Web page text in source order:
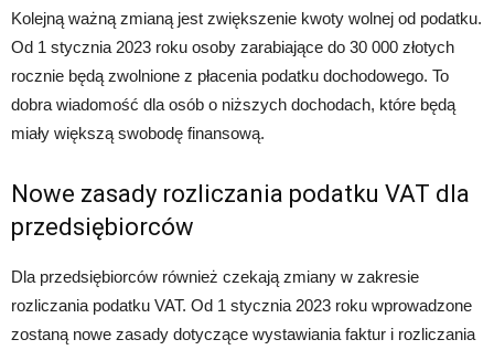
Kolejną ważną zmianą jest zwiększenie kwoty wolnej od podatku.
Od 1 stycznia 2023 roku osoby zarabiające do 30 000 złotych
rocznie będą zwolnione z płacenia podatku dochodowego. To
dobra wiadomość dla osób o niższych dochodach, które będą
miały większą swobodę finansową.
Nowe zasady rozliczania podatku VAT dla
przedsiębiorców
Dla przedsiębiorców również czekają zmiany w zakresie
rozliczania podatku VAT. Od 1 stycznia 2023 roku wprowadzone
zostaną nowe zasady dotyczące wystawiania faktur i rozliczania